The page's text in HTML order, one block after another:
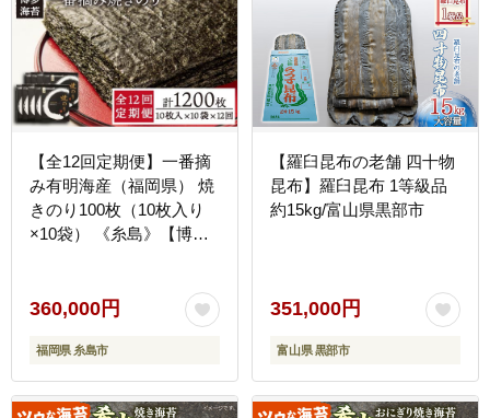
【全12回定期便】一番摘
み有明海産（福岡県） 焼
きのり100枚（10枚入り
×10袋） 《糸島》【博多
360,000円
福岡県 糸島市
【羅臼昆布の老舗 四十物
昆布】羅臼昆布 1等級品
約15kg/富山県黒部市
351,000円
富山県 黒部市